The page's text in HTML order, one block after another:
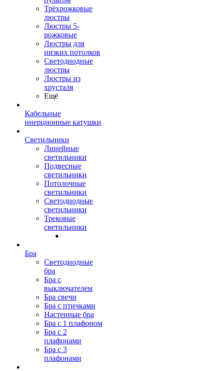
Трёхрожковые
люстры
Люстры 5-
рожковые
Люстры для
низких потолков
Cветодиодные
люстры
Люстры из
хрусталя
Ещё
Кабельные
инерционные катушки
Светильники
Линейные
светильники
Подвесные
светильники
Потолочные
светильники
Светодиодные
светильники
Трековые
светильники
Бра
Светодиодные
бра
Бра с
выключателем
Бра свечи
Бра с птичками
Настенные бра
Бра с 1 плафоном
Бра с 2
плафонами
Бра с 3
плафонами